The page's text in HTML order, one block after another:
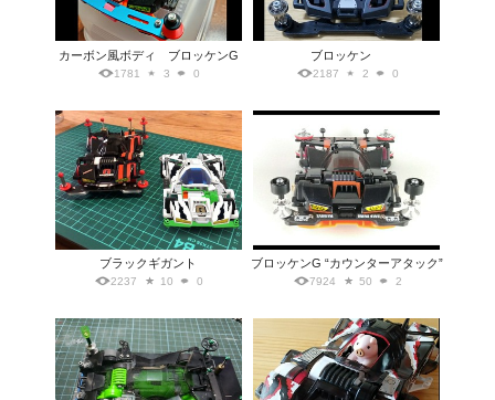
カーボン風ボディ ブロッケンG
1781 3 0
ブロッケン
2187 2 0
ブラックギガント
2237 10 0
ブロッケンG “カウンターアタック”
7924 50 2